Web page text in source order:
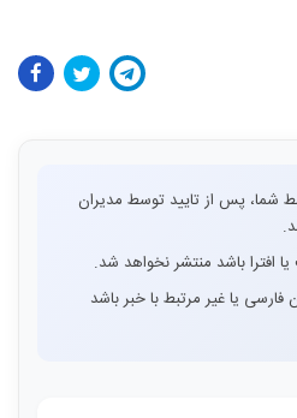
شما، پس از تایید توسط مدیران
افترا باشد منتشر نخواهد شد.
فارسی یا غیر مرتبط با خبر باشد